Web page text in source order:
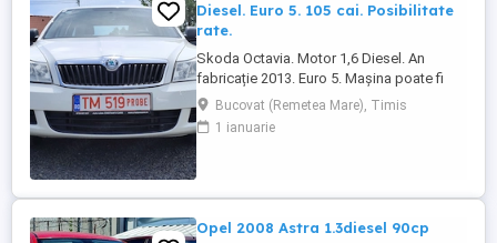
Diesel. Euro 5. 105 cai. Posibilitate
rate.
Skoda Octavia. Motor 1,6 Diesel. An
fabricație 2013. Euro 5. Mașina poate fi
achiziționată și în rate. Tel : 0729927037.
Dotări: Aer condiționat. Geamuri electrice.
Oglinzi electrice. Radio CD. Închidere
Bucovat (Remetea Mare), Timis
1 ianuarie
Opel 2008 Astra 1.3diesel 90cp